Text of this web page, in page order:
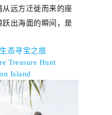
从远方迁徙而来的座
跃出海面的瞬间，是
态寻宝之旅
Treasure Hunt
Island